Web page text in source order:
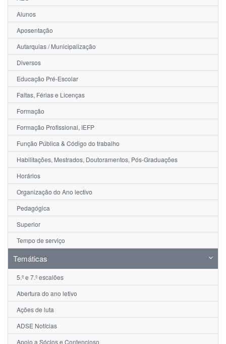
Alunos
Aposentação
Autarquias / Municipalização
Diversos
Educação Pré-Escolar
Faltas, Férias e Licenças
Formação
Formação Profissional, IEFP
Função Pública & Código do trabalho
Habilitações, Mestrados, Doutoramentos, Pós-Graduações
Horários
Organização do Ano lectivo
Pedagógica
Superior
Tempo de serviço
Temáticas
5.º e 7.º escalões
Abertura do ano letivo
Ações de luta
ADSE Notícias
Apoio a Sócios e Contencioso